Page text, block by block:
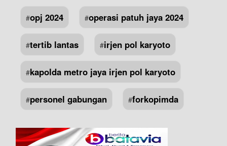
#opj 2024 #operasi patuh jaya 2024
#tertib lantas #irjen pol karyoto
#kapolda metro jaya irjen pol karyoto
#personel gabungan #forkopimda